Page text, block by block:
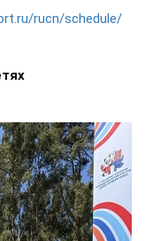
rucn/schedule/